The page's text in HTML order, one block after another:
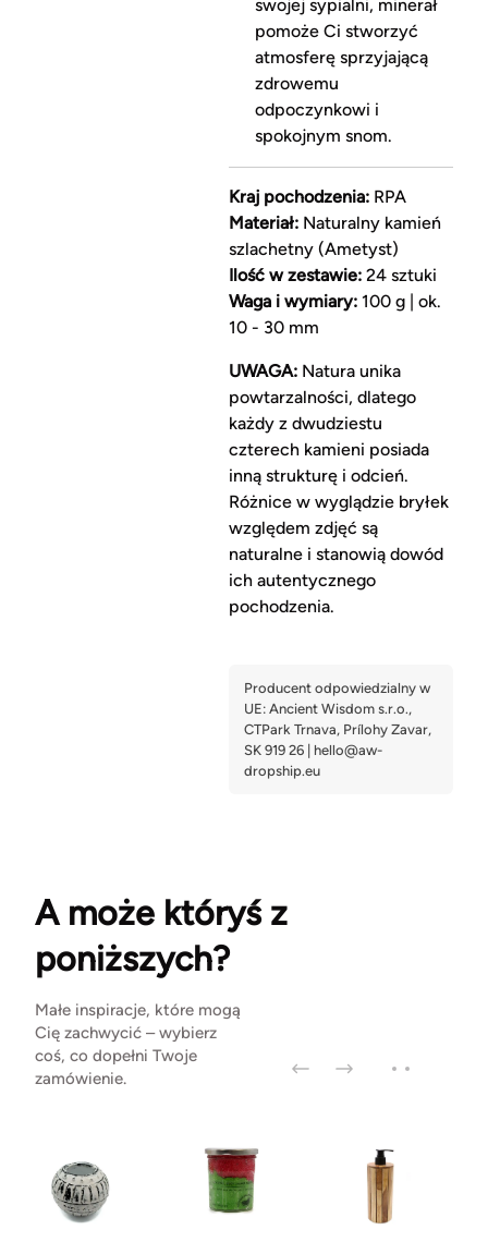
swojej sypialni, minerał
pomoże Ci stworzyć
atmosferę sprzyjającą
zdrowemu
odpoczynkowi i
spokojnym snom.
Kraj pochodzenia:RPA
Materiał:Naturalny kamień
szlachetny (Ametyst)
Ilość w zestawie:24 sztuki
Waga i wymiary:100 g | ok.
10 - 30 mm
UWAGA:Natura unika
powtarzalności, dlatego
każdy z dwudziestu
czterech kamieni posiada
inną strukturę i odcień.
Różnice w wyglądzie bryłek
względem zdjęć są
naturalne i stanowią dowód
ich autentycznego
pochodzenia.
A może któryś z
poniższych?
Małe inspiracje, które mogą
Cię zachwycić – wybierz
coś, co dopełni Twoje
zamówienie.